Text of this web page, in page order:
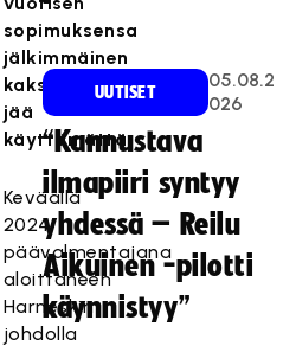
sopimuksensa
jälkimmäinen
kaksivuotiskausi
jää
käyttämättä.
Keväällä
2024
päävalmentajana
aloittaneen
Harneskin
johdolla
UUTISET
05.08.2
026
“Kannustava
ilmapiiri syntyy
yhdessä – Reilu
Aikuinen -pilotti
käynnistyy”